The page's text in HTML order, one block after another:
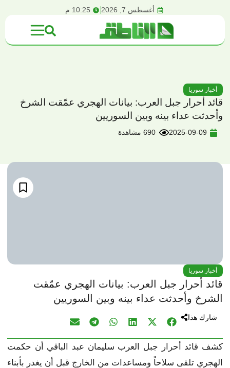
أغسطس 7, 2026 10:25 م
أخبار سوريا
قائد أحرار جبل العرب: بيانات الهجري عمّقت الشرخ
وأحدثت عداء بينه وبين السوريين
2025-09-09 690 مشاهدة
أخبار سوريا
قائد أحرار جبل العرب: بيانات الهجري عمّقت
الشرخ وأحدثت عداء بينه وبين السوريين
شارك هذا
كشف قائد أحرار جبل العرب سليمان عبد الباقي أن حكمت
الهجري تلقى سلاحاً ومساعدات من الخارج قبل أن يغدر بأبناء